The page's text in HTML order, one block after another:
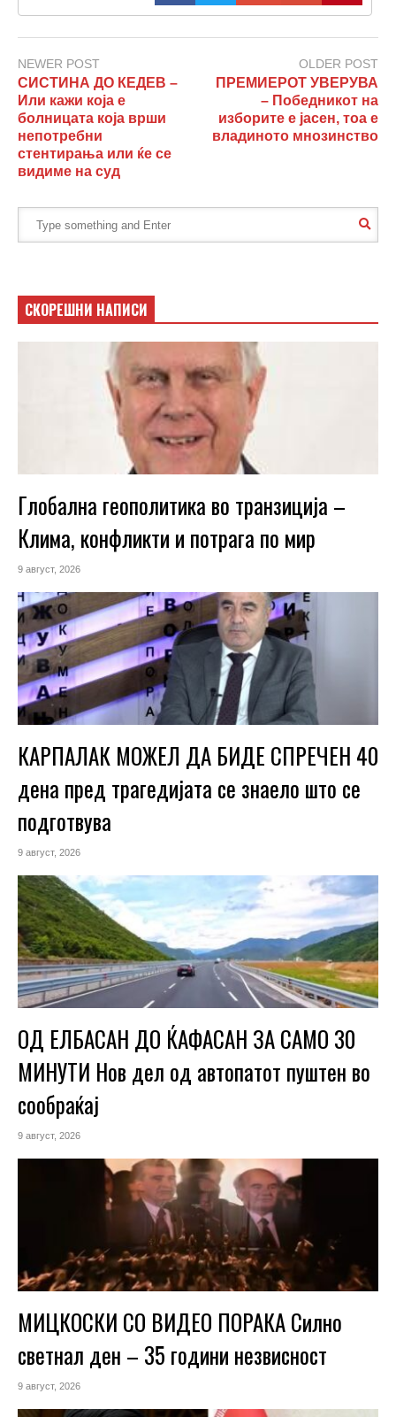
NEWER POST
СИСТИНА ДО КЕДЕВ –
Или кажи која е
болницата која врши
непотребни
стентирања или ќе се
видиме на суд
OLDER POST
ПРЕМИЕРОТ УВЕРУВА
– Победникот на
изборите е јасен, тоа е
владиното мнозинство
СКОРЕШНИ НАПИСИ
Глобална геополитика во транзиција –
Клима, конфликти и потрага по мир
9 август, 2026
КАРПАЛАК МОЖЕЛ ДА БИДЕ СПРЕЧЕН 40
дена пред трагедијата се знаело што се
подготвува
9 август, 2026
ОД ЕЛБАСАН ДО ЌАФАСАН ЗА САМО 30
МИНУТИ Нов дел од автопатот пуштен во
сообраќај
9 август, 2026
МИЦКОСКИ СО ВИДЕО ПОРАКА Силно
светнал ден – 35 години незвисност
9 август, 2026